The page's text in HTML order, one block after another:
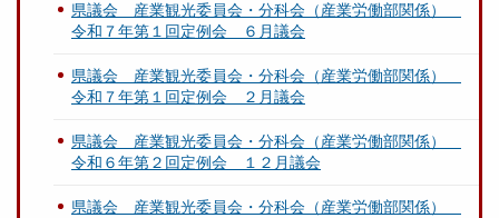
県議会 産業観光委員会・分科会（産業労働部関係）
令和７年第１回定例会 ６月議会
県議会 産業観光委員会・分科会（産業労働部関係）
令和７年第１回定例会 ２月議会
県議会 産業観光委員会・分科会（産業労働部関係）
令和６年第２回定例会 １２月議会
県議会 産業観光委員会・分科会（産業労働部関係）